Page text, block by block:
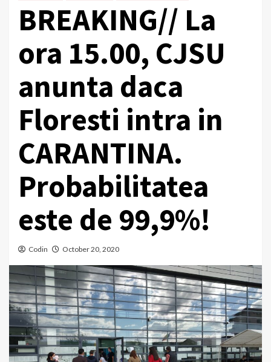
BREAKING// La
ora 15.00, CJSU
anunta daca
Floresti intra in
CARANTINA.
Probabilitatea
este de 99,9%!
Codin October 20, 2020